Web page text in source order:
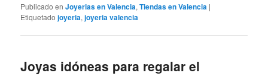
Publicado en Joyerias en Valencia,Tiendas en Valencia |
Etiquetado joyeria,joyeria valencia
Joyas idóneas para regalar el